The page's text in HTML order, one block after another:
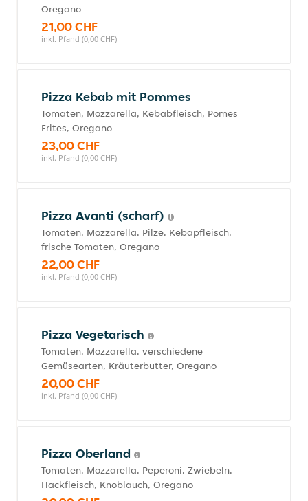
Oregano
21,00 CHF
inkl. Pfand (0,00 CHF)
Pizza Kebab mit Pommes
Tomaten, Mozzarella, Kebabfleisch, Pomes
Frites, Oregano
23,00 CHF
inkl. Pfand (0,00 CHF)
Pizza Avanti (scharf)
Tomaten, Mozzarella, Pilze, Kebapfleisch,
frische Tomaten, Oregano
22,00 CHF
inkl. Pfand (0,00 CHF)
Pizza Vegetarisch
Tomaten, Mozzarella, verschiedene
Gemüsearten, Kräuterbutter, Oregano
20,00 CHF
inkl. Pfand (0,00 CHF)
Pizza Oberland
Tomaten, Mozzarella, Peperoni, Zwiebeln,
Hackfleisch, Knoblauch, Oregano